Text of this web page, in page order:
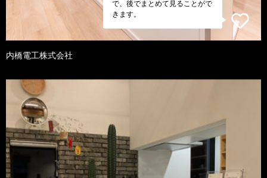
で、後でまとめて見ることがで
きます。
内橋電工株式会社